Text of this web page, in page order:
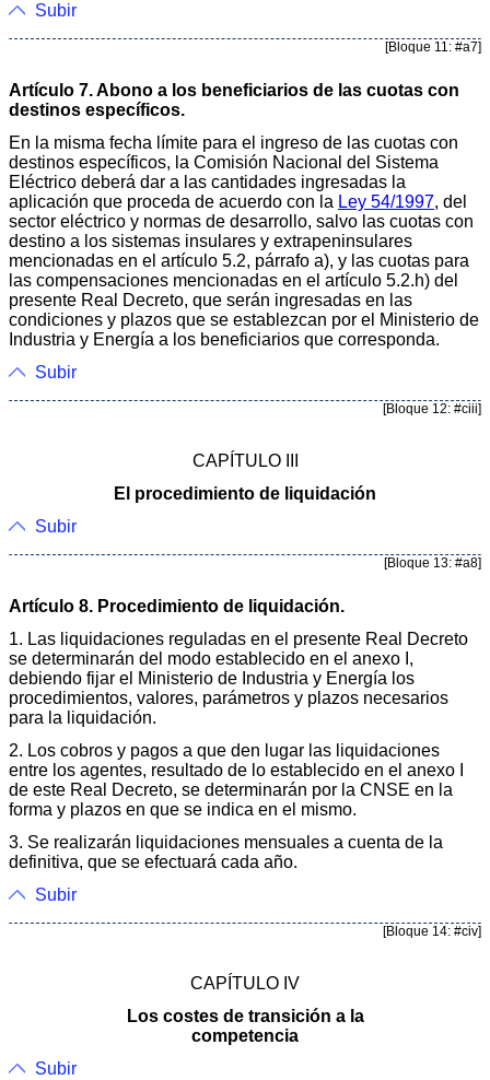
Subir
[Bloque 11: #a7]
Artículo 7. Abono a los beneficiarios de las cuotas con
destinos específicos.
En la misma fecha límite para el ingreso de las cuotas con
destinos específicos, la Comisión Nacional del Sistema
Eléctrico deberá dar a las cantidades ingresadas la
aplicación que proceda de acuerdo con la Ley 54/1997, del
sector eléctrico y normas de desarrollo, salvo las cuotas con
destino a los sistemas insulares y extrapeninsulares
mencionadas en el artículo 5.2, párrafo a), y las cuotas para
las compensaciones mencionadas en el artículo 5.2.h) del
presente Real Decreto, que serán ingresadas en las
condiciones y plazos que se establezcan por el Ministerio de
Industria y Energía a los beneficiarios que corresponda.
Subir
[Bloque 12: #ciii]
CAPÍTULO III
El procedimiento de liquidación
Subir
[Bloque 13: #a8]
Artículo 8. Procedimiento de liquidación.
1. Las liquidaciones reguladas en el presente Real Decreto
se determinarán del modo establecido en el anexo I,
debiendo fijar el Ministerio de Industria y Energía los
procedimientos, valores, parámetros y plazos necesarios
para la liquidación.
2. Los cobros y pagos a que den lugar las liquidaciones
entre los agentes, resultado de lo establecido en el anexo I
de este Real Decreto, se determinarán por la CNSE en la
forma y plazos en que se indica en el mismo.
3. Se realizarán liquidaciones mensuales a cuenta de la
definitiva, que se efectuará cada año.
Subir
[Bloque 14: #civ]
CAPÍTULO IV
Los costes de transición a la
competencia
Subir